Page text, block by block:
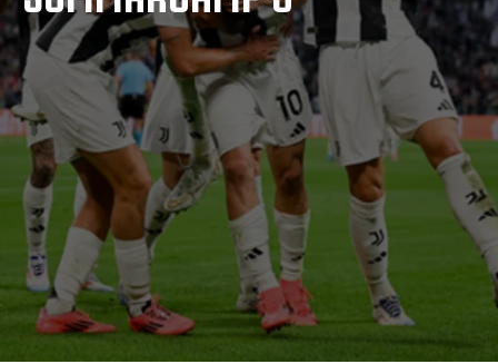
SHOP
MORE